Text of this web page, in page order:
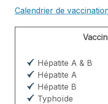
Calendrier de
Hépatite A & B
Hépatite A
Hépatite B
Typhoïde